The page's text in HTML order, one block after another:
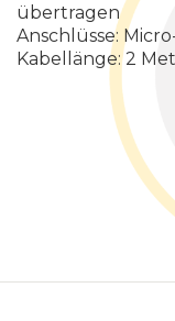
übertragen
Anschlüsse:
Kabellänge: 2